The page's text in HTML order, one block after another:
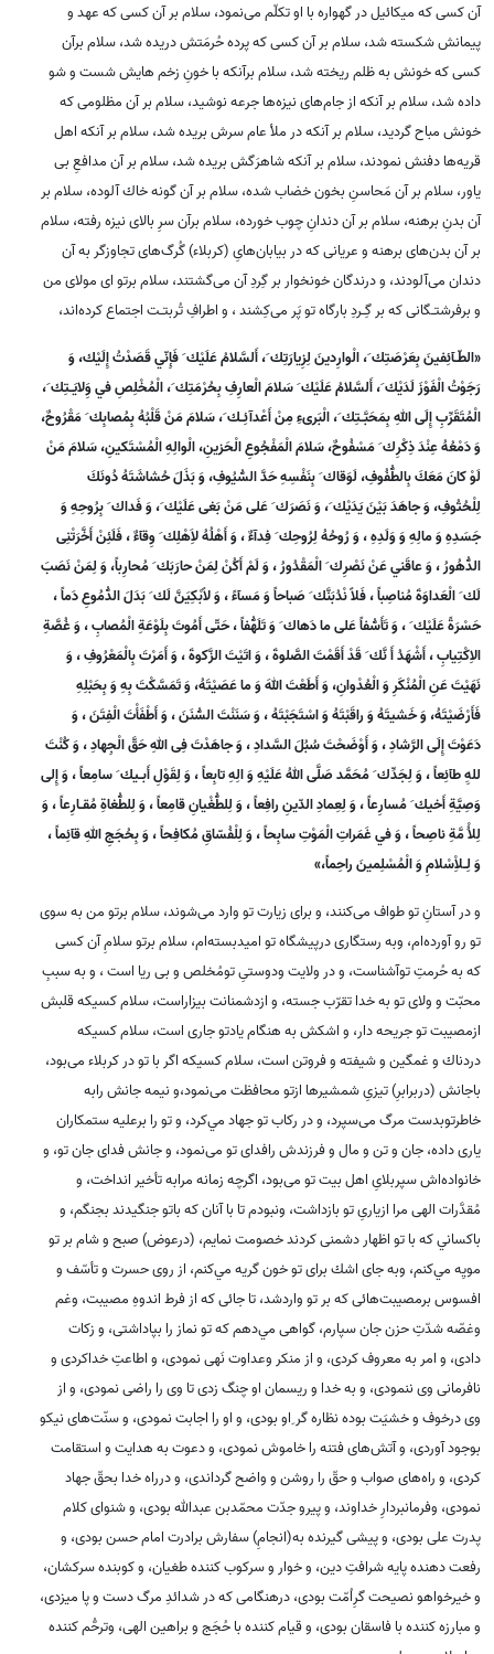
آن كسى كه ميكائيل در گهواره با او تكلّم مى‌نمود، سلام بر آن كسى كه عهد و
پيمانش شكسته شد، سلام بر آن كسى كه پرده حُرمَتش دريده شد، سلام برآن
كسى كه خونش به ظلم ريخته شد، سلام برآنكه با خونِ زخم هايش شست و شو
داده شد، سلام بر آنكه از جام‌هاى نيزه‌ها جرعه نوشيد، سلام بر آن مظلومى كه
خونش مباح گرديد، سلام بر آنكه در ملأ عام سرش بريده شد، سلام بر آنكه اهل
قريه‌ها دفنش نمودند، سلام بر آنكه شاهرَگش بريده شد، سلام بر آن مدافعِ بى
ياور، سلام بر آن مَحاسنِ بخون خضاب شده، سلام بر آن گونه خاك آلوده، سلام بر
آن بدنِ برهنه، سلام بر آن دندانِ چوب خورده، سلام برآن سرِ بالاى نيزه رفته، سلام
بر آن بدن‌هاى برهنه و عريانى كه در بيابان‌هاىِ (كربلاء) گُرگ‌هاى تجاوزگر به آن
دندان می‌آلودند، و درندگان خونخوار بر گِردِ آن مى‌گشتند، سلام برتو اى مولاى من
و برفرشتـگانى كه بر گِـردِ بارگاه تو پَر مى‌كِشند ، و اطرافِ تُربتـت اجتماع كرده‌اند،
«الطّـآئِفينَ بِعَرْصَتِك َ، الْوارِدينَ لِزِيارَتِك َ، أَلسَّلامُ عَلَيْك َ فَإِنّي قَصَدْتُ إِلَيْك، وَ
رَجَوْتُ الْفَوْزَ لَدَيْك َ، أَلسَّلامُ عَلَيْك َ سَلامَ الْعارِفِ بِحُرْمَتِك َ، الْمُخْلِصِ في وَِلايَـتِك َ،
الْمُتَقَرِّبِ إِلَى اللهِ بِمَحَبَّـتِك َ، الْبَرىءِ مِنْ أَعْدآئِـك َ، سَلامَ مَنْ قَلْبُهُ بِمُصابِك َ مَقْرُوحٌ،
وَ دَمْعُهُ عِنْدَ ذِكْرِك َ مَسْفُوحٌ، سَلامَ الْمَفْجُوعِ الْحَزينِ، الْوالِهِ الْمُسْتَكينِ، سَلامَ مَنْ
لَوْ كانَ مَعَكَ بِالطُّفُوفِ، لَوَقاك َ بِنَفْسِهِ حَدَّ السُّيُوفِ، وَ بَذَلَ حُشاشَتَهُ دُونَكَ
لِلْحُتُوفِ، وَ جاهَدَ بَيْنَ يَدَيْك َ، وَ نَصَرَك َ عَلى مَنْ بَغى عَلَيْك َ، وَ فَداك َ بِرُوحِهِ وَ
جَسَدِهِ وَ مالِهِ وَ وَلَدِهِ ، وَ رُوحُهُ لِرُوحِك َ فِدآءٌ ، وَ أَهْلُهُ لاَِهْلِك َ وِقآءٌ ، فَلَئِنْ أَخَّرَتْنِى
الدُّهُورُ ، وَ عاقَني عَنْ نَصْرِك َ الْمَقْدُورُ ، وَ لَمْ أَكُنْ لِمَنْ حارَبَك َ مُحارِباً، وَ لِمَنْ نَصَبَ
لَك َ الْعَداوَةَ مُناصِباً ، فَلاََ نْدُبَنَّك َ صَباحاً وَ مَسآءً ، وَ لاََبْكِيَنَّ لَك َ بَدَلَ الدُّمُوعِ دَماً ،
حَسْرَةً عَلَيْك َ ، وَ تَأَسُّفاً عَلى ما دَهاك َ وَ تَلَهُّفاً ، حَتّى أَمُوتَ بِلَوْعَةِ الْمُصابِ ، وَ غُصَّةِ
الاِكْتِيابِ ، أَشْهَدُ أَ نَّك َ قَدْ أَقَمْتَ الصَّلوةَ ، وَ اتَيْتَ الزَّكوةَ ، وَ أَمَرْتَ بِالْمَعْرُوفِ ، وَ
نَهَيْتَ عَنِ الْمُنْكَرِ وَ الْعُدْوانِ، وَ أَطَعْتَ اللهَ وَ ما عَصَيْتَهُ، وَ تَمَسَّكْتَ بِهِ وَ بِحَبْلِهِ
فَأَرْضَيْتَهُ، وَ خَشيتَهُ وَ راقَبْتَهُ وَ اسْتَجَبْتَهُ ، وَ سَنَنْتَ السُّنَنَ ، وَ أَطْفَأْتَ الْفِتَنَ ، وَ
دَعَوْتَ إِلَى الرَّشادِ ، وَ أَوْضَحْتَ سُبُلَ السَّدادِ ، وَ جاهَدْتَ فِى اللهِ حَقَّ الْجِهادِ ، وَ كُنْتَ
للهِِ طآئِعاً ، وَ لِجَدِّك َ مُحَمَّد صَلَّى اللهُ عَلَيْهِ وَ الِهِ تابِعاً ، وَ لِقَوْلِ أَبـيك َ سامِعاً ، وَ إِلى
وَصِيَّةِ أَخيك َ مُسارِعاً ، وَ لِعِمادِ الدّينِ رافِعاً ، وَ لِلطُّغْيانِ قامِعاً ، وَ لِلطُّغاةِ مُقـارِعاً ، وَ
لِلاُْ مَّةِ ناصِحاً ، وَ في غَمَراتِ الْمَوْتِ سابِحاً ، وَ لِلْفُسّاقِ مُكافِحاً ، وَ بِحُجَجِ اللهِ قآئِماً ،
وَ لِـلاِْسْلامِ وَ الْمُسْلِمينَ راحِماً،»
و در آستانِ تو طواف مى‌كنند، و براى زيارت تو وارد مى‌شوند، سلام برتو من به سوى
تو رو آورده‌ام، وبه رستگارى درپيشگاه تو اميدبسته‌ام، سلام برتو سلامِ آن كسى
كه به حُرمتِ توآشناست، و در ولايت ودوستىِ تومُخلص و بى ريا است ، و به سببِ
محبّت و ولاى تو به خدا تقرّب جسته، و ازدشمنانت بيزاراست، سلام كسيكه قلبش
ازمصيبت تو جريحه دار، و اشكش به هنگام يادتو جارى است، سلام كسيكه
دردناك و غمگين و شيفته و فروتن است، سلام كسيكه اگر با تو در كربلاء مى‌بود،
باجانش (دربرابرِ) تيزىِ شمشيرها ازتو محافظت مى‌نمود،و نيمه جانش رابه
خاطرتوبدست مرگ مى‌سپرد، و در ركاب تو جهاد مي‌كرد، و تو را برعليه ستمكاران
يارى داده، جان و تن و مال و فرزندش رافداى تو مى‌نمود، و جانش فداى جان تو، و
خانواده‌اش سپربلاىِ اهل بيت تو مى‌بود، اگرچه زمانه مرابه تأخير انداخت، و
مُقدَّرات الهى مرا ازيارىِ تو بازداشت، ونبودم تا با آنان كه باتو جنگيدند بجنگم، و
باكساني كه با تو اظهار دشمنى كردند خصومت نمايم، (درعوض) صبح و شام بر تو
مويِه مي‌كنم، وبه جاى اشك براى تو خون گريه مي‌كنم، از روى حسرت و تأسّف و
افسوس برمصيبت‌هائى كه بر تو واردشد، تا جائى كه از فرط اندوهِ مصيبت، وغم
وغصّه شدّتِ حزن جان سپارم، گواهى مي‌دهم كه تو نماز را بپاداشتى، و زكات
دادى، و امر به معروف كردى، و از منكر وعداوت نَهى نمودى، و اطاعتِ خداكردى و
نافرمانی وى ننمودى، و به خدا و ريسمان او چنگ زدى تا وى را راضى نمودى، و از
وى درخوف و خشيَت بوده نظاره گر ِاو بودى، و او را اجابت نمودى، و سنّت‌هاى نيكو
بوجود آوردى، و آتش‌هاى فتنه را خاموش نمودى، و دعوت به هدايت و استقامت
كردى، و راه‌هاى صواب و حقّ را روشن و واضح گرداندى، و درراه خدا بحقّ جهاد
نمودى، وفرمانبردارِ خداوند، و پيرو جدّت محمّدبن عبدالله بودى، و شنواى كلام
پدرت على بودى، و پيشى گيرنده به(انجامِ) سفارش برادرت امام حسن بودى، و
رفعت دهنده پايه شرافتِ دين، و خوار و سركوب كننده طغيان، و كوبنده سركشان،
و خيرخواهو نصيحت گرِاُمّت بودى، درهنگامى كه در شدائدِ مرگ دست و پا ميزدى،
و مبارزه كننده با فاسقان بودى، و قيام كننده با حُجَج و براهين الهى، وترحُّم كننده